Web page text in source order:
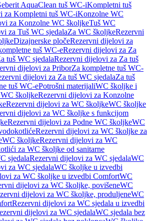
AquaClean tuš WC-iKompletni tuš
za Kompletni tuš WC-iKonzolne WC
za Konzolne WC školjkeTuš WC
za Tuš WC sjedalaZa WC školjkeRezervni
Dizajnerske pločeRezervni dijelovi za
tuš WC-eRezervni dijelovi za Za
tuš WC sjedalaRezervni dijelovi za Za tuš
dijelovi za PriborZa kompletne tuš WC-
dijelovi za Za tuš WC sjedalaZa tuš
tuš WC-ePotrošni materijaliWC školjke i
školjkeRezervni dijelovi za Konzolne
Rezervni dijelovi za WC školjkeWC školjke
dijelovi za WC školjke s funkcijom
Rezervni dijelovi za Podne WC školjkeWC
Rezervni dijelovi za WC školjke za
WC školjkeRezervni dijelovi za WC
za WC školjke od sanitarne
sjedalaRezervni dijelovi za WC sjedalaWC
za WC sjedalaWC školjke u izvedbi
za WC školjke u izvedbi ComfortWC
dijelovi za WC školjke, povišeneWC
dijelovi za WC školjke, produljeneWC
Rezervni dijelovi za WC sjedala u izvedbi
dijelovi za WC sjedalaWC sjedala bez